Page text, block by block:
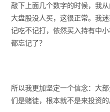
敲下上面几个数字的时候，我
大盘股没人买，这很正常。我
记吃不记打，依然买入持有中
都忘记了？
所以我更加坚定一个信念：大
们是赌徒，根本就不是来投资的